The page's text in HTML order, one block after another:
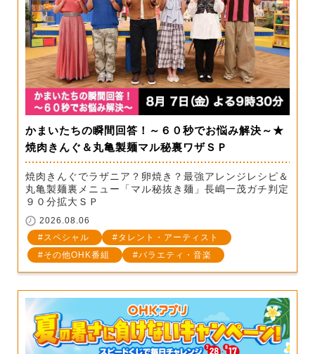
かまいたちの瞬間回答！～６０秒でお悩み解決～★
焼肉きんぐ＆丸亀製麺マル秘裏ワザＳＰ
焼肉きんぐでラザニア？卵焼き？最強アレンジレシピ＆
丸亀製麺裏メニュー「マル秘抜き麺」長嶋一茂ガチ判定
９０分拡大ＳＰ
2026.08.06
スペシャル
タレント・アーティスト
その他OHK番組
バラエティ・音楽